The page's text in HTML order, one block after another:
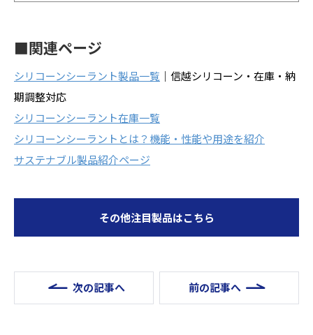
す。
■関連ページ
シリコーンシーラント製品一覧 ｜信越シリコーン・在庫・納
期調整対応
シリコーンシーラント在庫一覧
シリコーンシーラントとは？機能・性能や用途を紹介
サステナブル製品紹介ページ
その他注目製品はこちら
次の記事へ 前の記事へ